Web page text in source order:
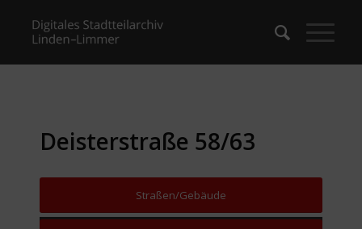
Deisterstraße 58/63
Straßen/Gebäude